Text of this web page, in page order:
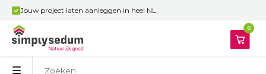
Jouw project laten aanleggen in heel NL
0